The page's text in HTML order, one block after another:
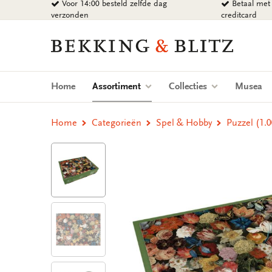
naar
Voor 14:00 besteld zelfde dag
verzonden
Betaal
creditcard
Bekking
Blitz
Uitgevers
Home Assortiment (current)Collecties Musea
Home Categorieën Spel & Hobby Puzzel